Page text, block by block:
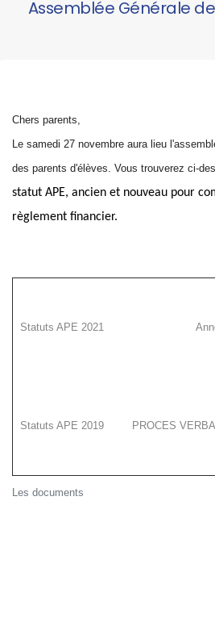
Assemblée Générale
Chers parents,
Le samedi 27 novembre aura lieu
des parents d'élèves. Vous trouverez ci-
statut APE, ancien et nouveau pour
règlement financier.
Les documents
Statuts APE 2021
Statuts APE 2019 PROCES